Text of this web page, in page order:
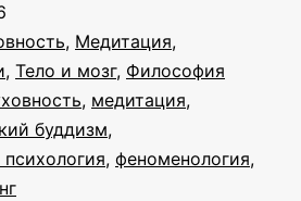
, Медитация,
, Тело и мозг, Философия
, медитация,
буддизм,
, феноменология,